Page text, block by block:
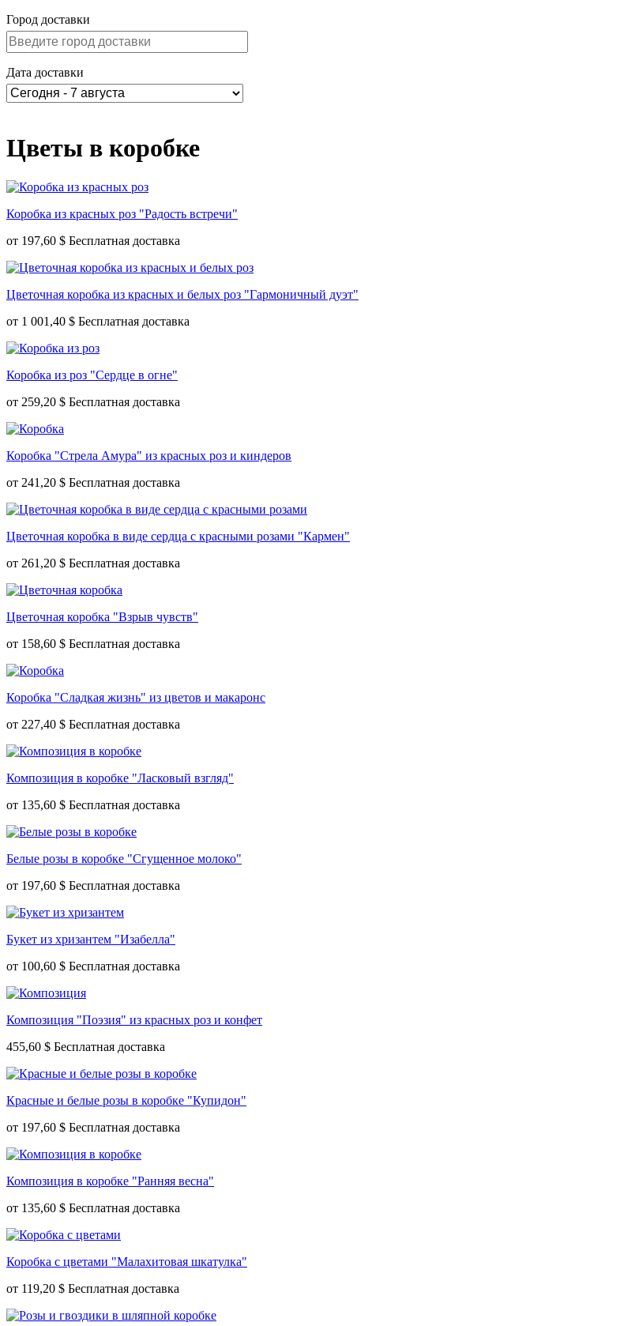
Город доставки
Дата доставки
Цветы в коробке
Коробка из красных роз "Радость встречи"
от 197,60 $
Цветочная коробка из красных и белых роз "Гармоничный дуэт"
от 1 001,40 $
Коробка из роз "Сердце в огне"
от 259,20 $
Коробка "Стрела Амура" из красных роз и киндеров
от 241,20 $
Цветочная коробка в виде сердца с красными розами "Кармен"
от 261,20 $
Цветочная коробка "Взрыв чувств"
от 158,60 $
Коробка "Сладкая жизнь" из цветов и макаронс
от 227,40 $
Композиция в коробке "Ласковый взгляд"
от 135,60 $
Белые розы в коробке "Сгущенное молоко"
от 197,60 $
Букет из хризантем "Изабелла"
от 100,60 $
Композиция "Поэзия" из красных роз и конфет
455,60 $
Красные и белые розы в коробке "Купидон"
от 197,60 $
Композиция в коробке "Ранняя весна"
от 135,60 $
Коробка с цветами "Малахитовая шкатулка"
от 119,20 $